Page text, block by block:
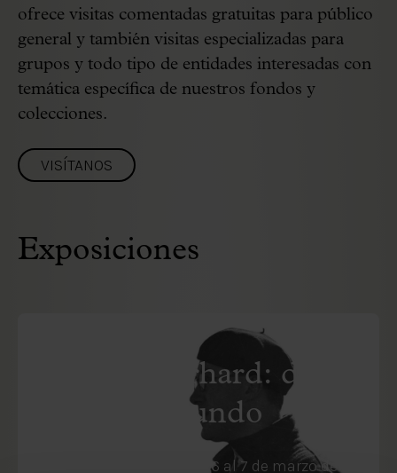
ofrece visitas comentadas gratuitas para público
general y también visitas especializadas para
grupos y todo tipo de entidades interesadas con
temática específica de nuestros fondos y
colecciones.
VISÍTANOS
Exposiciones
Robert Gerhard: del
Palau al Mundo
Del 29 de octubre de 2026 al 7 de marzo de